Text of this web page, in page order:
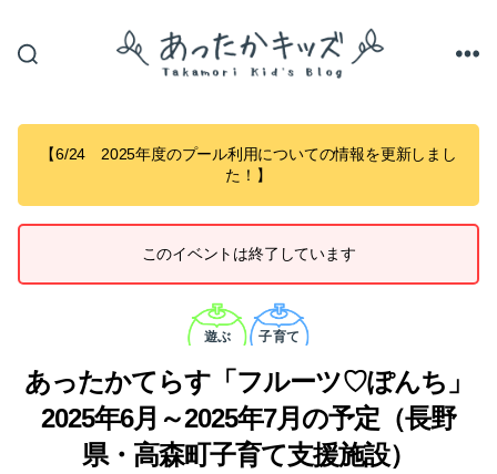
た
か
キ
ッ
ズ
【6/24 2025年度のプール利用についての情報を更新しまし
た！】
このイベントは終了しています
カ
テ
ゴ
リ
ー
遊ぶ 子育て
あったかてらす「フルーツ♡ぽんち」
2025年6月～2025年7月の予定（長野
県・高森町子育て支援施設）